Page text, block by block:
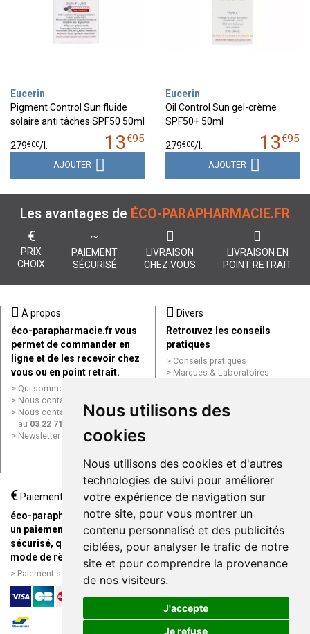
Nous utilisons des
cookies
Nous utilisons des cookies et d'autres
technologies de suivi pour améliorer
votre expérience de navigation sur
notre site, pour vous montrer un
contenu personnalisé et des publicités
ciblées, pour analyser le trafic de notre
site et pour comprendre la provenance
de nos visiteurs.
J'accepte
Je refuse
Eucerin
Pigment Control Sun fluide
solaire anti tâches SPF50 50ml
13€95
279€00/
AJOUTER
Eucerin
Oil Control Sun gel-crème
SPF50+ 50ml
13€95
279€00/
AJOUTER
Les avantages de ÉCO-PARAPHARMACIE.FR
€
PRIX
CHOIX
PAIEMENT
SÉCURISÉ
LIVRAISON
CHEZ VOUS
LIVRAISON EN
POINT RETRAIT
À propos
éco-parapharmacie.fr vous
permet de commander en
ligne et de les recevoir chez
vous ou en point retrait.
Qui sommes nous ?
Nous contacter par e-mail
Nous contacter par téléphone
au 03 22 71 64 10
Newsletter
Divers
Retrouvez les conseils
pratiques
Conseils pratiques
Marques & Laboratoires
Mentions légales
Données personnelles
ligne
€ Paiement
éco-parapharmacie.fr offre
un paiement entièrement
sécurisé, quel que soit le
mode de règlement
Paiement sécurisé et simple
Livraison / Point retrait
Commandez en ligne et
recevez votre commande
rapidement chez vous ou en
point retrait
Livraison chez vous ou en